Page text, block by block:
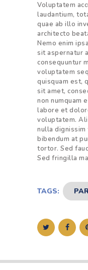
Voluptatem
laudantium,
quae ab illo
architecto
Nemo enim
sit aspernatur
consequuntur
voluptatem
quisquam est,
sit amet,
non numquam
labore et
voluptatem.
nulla dignissim
bibendum at
tortor. Sed
Sed fringilla
TAGS: